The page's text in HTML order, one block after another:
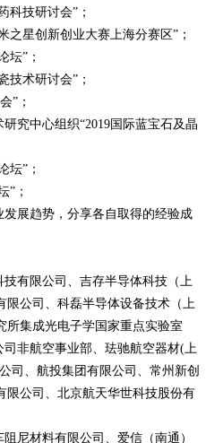
科技研讨会”；
之星创新创业大赛上海分赛区”；
坛”；
技术研讨会”；
”；
究中心组织“2019国际蓝宝石及晶
坛”；
”；
展趋势，分享各自取得的经验成
有限公司、吉存半导体科技（上
限公司、科磊半导体设备技术（上
所集成光电子学国家重点实验室
非航空事业部、珐驰航空器材(上
司、航投集团有限公司、常州新创
限公司、北京航天华世科技股份有
尼材料有限公司、爱信（南通）